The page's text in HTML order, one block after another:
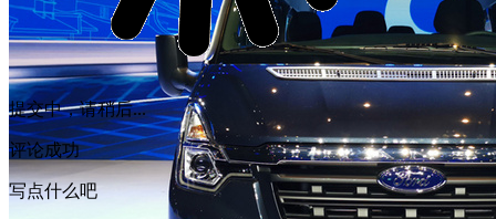
提交中，请稍后...
评论成功
写点什么吧